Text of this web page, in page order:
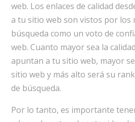
web. Los enlaces de calidad
a tu sitio web son vistos por los
búsqueda como un voto de
web. Cuanto mayor sea la
apuntan a tu sitio web, mayor
sitio web y más alto será su
de búsqueda.
Por lo tanto, es importante